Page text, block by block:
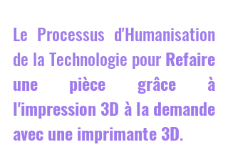
Le Processus d'Humanisation
de la Technologie pour Refaire
une pièce grâce à
l'impression 3D à la demande
avec une imprimante 3D.